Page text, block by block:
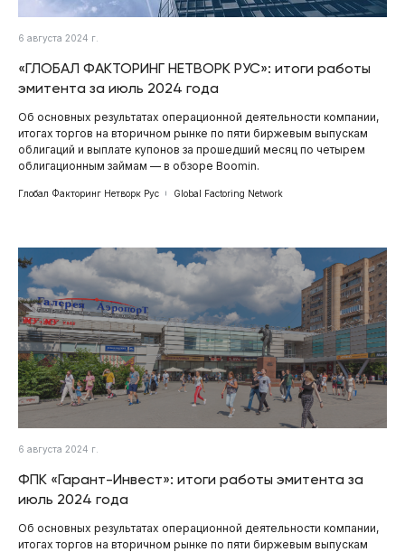
6 августа 2024 г.
«ГЛОБАЛ ФАКТОРИНГ НЕТВОРК РУС»: итоги работы
эмитента за июль 2024 года
Об основных результатах операционной деятельности компании,
итогах торгов на вторичном рынке по пяти биржевым выпускам
облигаций и выплате купонов за прошедший месяц по четырем
облигационным займам — в обзоре Boomin.
Глобал Факторинг Нетворк Рус Global Factoring Network
6 августа 2024 г.
ФПК «Гарант-Инвест»: итоги работы эмитента за
июль 2024 года
Об основных результатах операционной деятельности компании,
итогах торгов на вторичном рынке по пяти биржевым выпускам